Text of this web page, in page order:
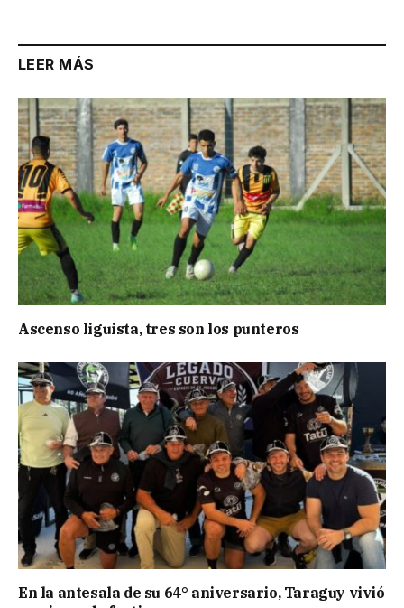
LEER MÁS
Ascenso liguista, tres son los punteros
En la antesala de su 64° aniversario, Taraguy vivió